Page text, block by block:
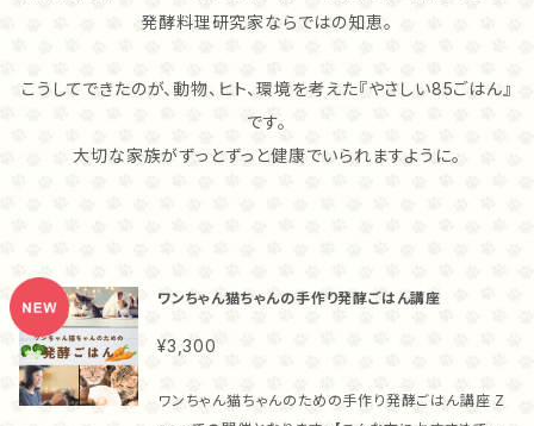
発酵料理研究家ならではの知恵。
こうしてできたのが、動物、ヒト、環境を考えた『やさしい85ごはん』
です。
大切な家族がずっとずっと健康でいられますように。
ワンちゃん猫ちゃんの手作り発酵ごはん講座
¥3,300
ワンちゃん猫ちゃんのための手作り発酵ごはん講座 Z